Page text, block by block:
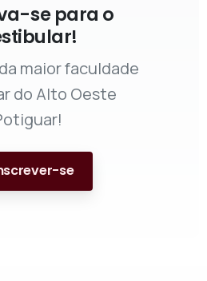
se para o
maior faculdade
do Alto Oeste
se